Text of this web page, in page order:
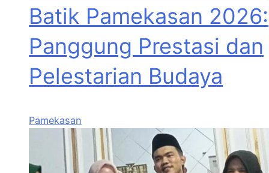
Batik Pamekasan 2026:
Panggung Prestasi dan
Pelestarian Budaya
Pamekasan